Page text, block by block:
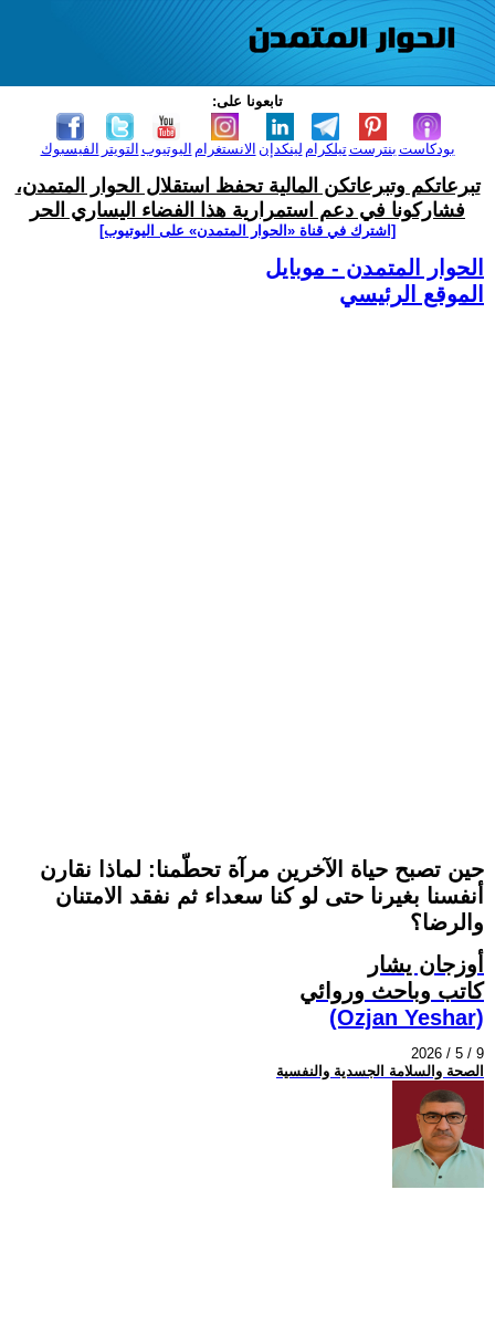
تابعونا على:
الفيسبوك التويتر اليوتيوب الانستغرام لينكدإن تيلكرامبنترست بودكاست
تبرعاتكم وتبرعاتكن المالية تحفظ استقلال الحوار المتمدن،
فشاركونا في دعم استمرارية هذا الفضاء اليساري الحر
[اشترك في قناة ‫«الحوار المتمدن» على اليوتيوب]
الحوار المتمدن - موبايل
الموقع الرئيسي
حين تصبح حياة الآخرين مرآة تحطّمنا: لماذا نقارن
أنفسنا بغيرنا حتى لو كنا سعداء ثم نفقد الامتنان
والرضا؟
أوزجان يشار
كاتب وباحث وروائي
(Ozjan Yeshar)
2026 / 5 / 9
الصحة والسلامة الجسدية والنفسية